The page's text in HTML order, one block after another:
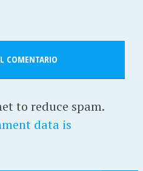
to reduce spam.
data is